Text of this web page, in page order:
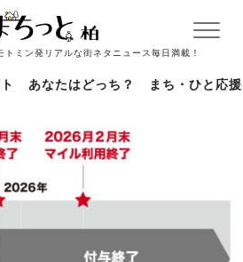
ミン発リアルな街ネタニュース毎日満載！
あなたはどっち？ まち・ひと応援